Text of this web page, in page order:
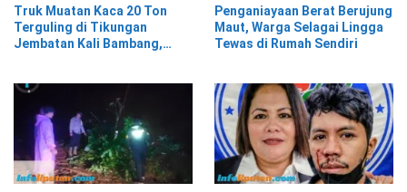
Truk Muatan Kaca 20 Ton
Terguling di Tikungan
Jembatan Kali Bambang,
Penganiayaan Berat Berujung
Maut, Warga Selagai Lingga
Tewas di Rumah Sendiri